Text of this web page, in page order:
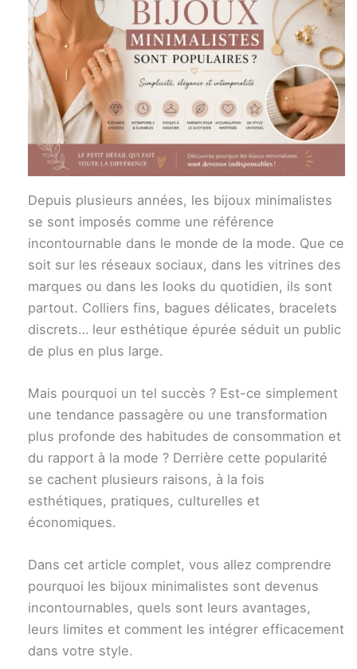
Depuis plusieurs années, les bijoux minimalistes
se sont imposés comme une référence
incontournable dans le monde de la mode. Que ce
soit sur les réseaux sociaux, dans les vitrines des
marques ou dans les looks du quotidien, ils sont
partout. Colliers fins, bagues délicates, bracelets
discrets… leur esthétique épurée séduit un public
de plus en plus large.
Mais pourquoi un tel succès ? Est-ce simplement
une tendance passagère ou une transformation
plus profonde des habitudes de consommation et
du rapport à la mode ? Derrière cette popularité
se cachent plusieurs raisons, à la fois
esthétiques, pratiques, culturelles et
économiques.
Dans cet article complet, vous allez comprendre
pourquoi les bijoux minimalistes sont devenus
incontournables, quels sont leurs avantages,
leurs limites et comment les intégrer efficacement
dans votre style.